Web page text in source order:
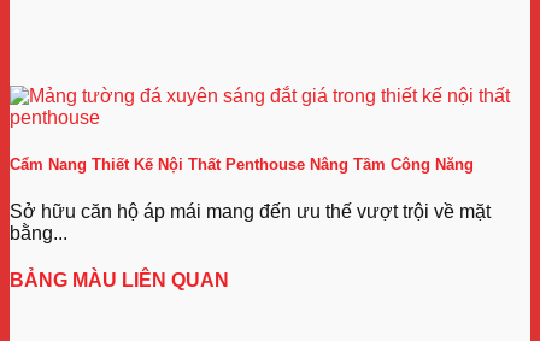
Cẩm Nang Thiết Kế Nội Thất Penthouse Nâng Tầm Công Năng
Sở hữu căn hộ áp mái mang đến ưu thế vượt trội về mặt
bằng...
BẢNG MÀU LIÊN QUAN